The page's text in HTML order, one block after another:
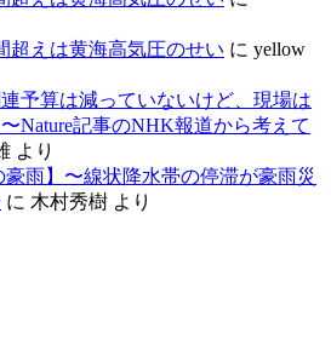
超えは黄海高気圧のせい に yellow
予算は減っていないけど、現場は
Nature記事のNHK報道から考えて
より
豪雨】〜線状降水帯の停滞が豪雨災
に 木村秀樹 より